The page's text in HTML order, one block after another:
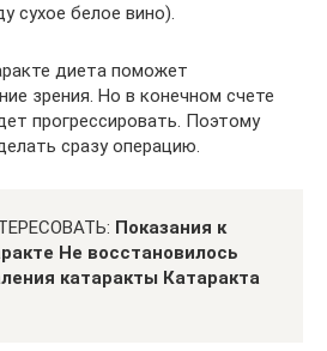
сухое белое вино).
диета поможет
зрения. Но в конечном счете
прогрессировать. Поэтому
сразу операцию.
Показания к
Не восстановилось
катаракты Катаракта